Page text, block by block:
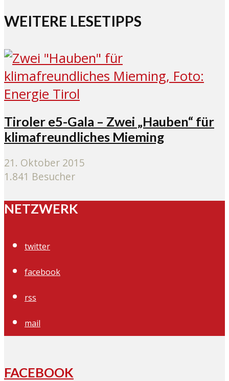
WEITERE LESETIPPS
Tiroler e5-Gala – Zwei „Hauben“ für
klimafreundliches Mieming
21. Oktober 2015
1.841 Besucher
NETZWERK
twitter
facebook
rss
mail
FACEBOOK